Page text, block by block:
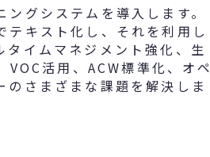
グシステムを導入します。
テキスト化し、それを利用し
イムマネジメント強化、生
活用、ACW標準化、オペ
のさまざまな課題を解決しま